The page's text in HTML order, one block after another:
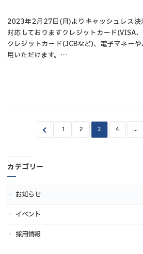
2023年2月27日(月)よりキャッシュレス決
対応しておりますクレジットカード(VISA
クレジットカード(JCBなど)、電子マネー
用いただけます。…
の
ペ
ー
ジ
送
り
固
定
1
固
定
2
固
定
3
固
定
4 …
カテゴリー
お知らせ
イベント
採用情報